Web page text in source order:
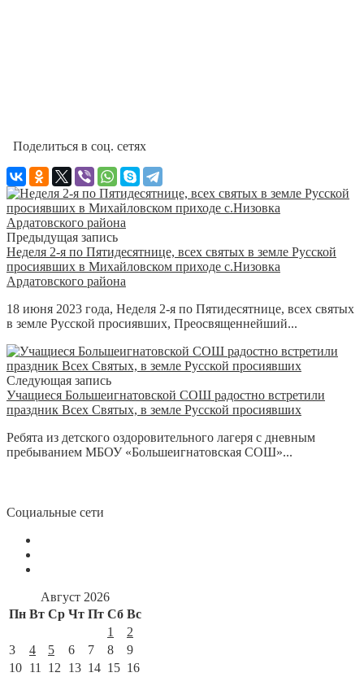
Поделиться в соц. сетях
Предыдущая запись
Неделя 2-я по Пятидесятнице, всех святых в земле Русской
просиявших в Михайловском приходе с.Низовка
Ардатовского района
18 июня 2023 года, Неделя 2-я по Пятидесятнице, всех святых
в земле Русской просиявших, Преосвященнейший...
Следующая запись
Учащиеся Большеигнатовской СОШ радостно встретили
праздник Всех Святых, в земле Русской просиявших
Ребята из детского оздоровительного лагеря с дневным
пребыванием МБОУ «Большеигнатовская СОШ»...
Социальные сети
Август 2026
Пн Вт Ср Чт Пт Сб Вс
1
2
3
4 5 6 7 8
9
10 11 12 13 14 15 16